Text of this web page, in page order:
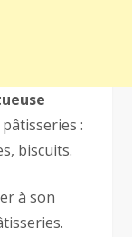
:
biscuits.
à son